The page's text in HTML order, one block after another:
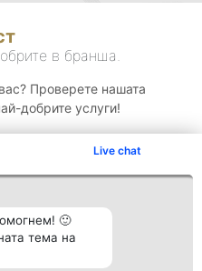
Live chat
🙂
тема на
в бранша.
Проверете нашата
добрите услуги!